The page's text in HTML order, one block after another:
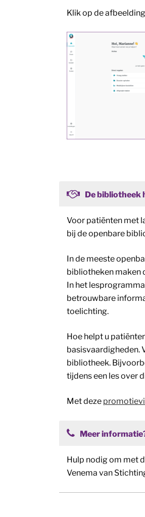
Klik op de
De bibliotheek
Voor patiënten met
bij de openbare
In de meeste
bibliotheken maken
In het
betrouwbare
toelichting.
Hoe helpt u
basisvaardigheden.
bibliotheek.
tijdens een les over
Met deze
Meer
Hulp nodig om met
Venema van